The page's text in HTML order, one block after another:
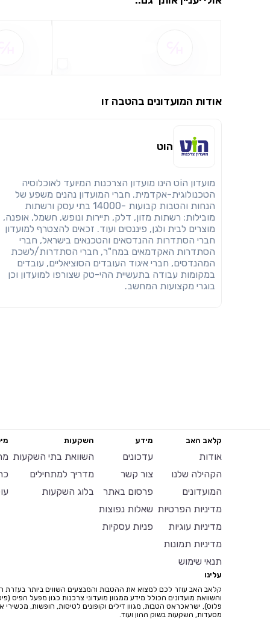
אודות המועדונים בהטבה זו
הוט
מועדון הוֹט הינו מועדון הצרכנות המיועד לאוכלוסיה
הטכנולוגית-אקדמית. חברי המועדון נהנים משפע של
הנחות והטבות קבועות -14000 בתי עסק ורשתות
מובילות: רשתות מזון, דלק, תיירות ונופש, חשמל, אופנה,
מוצרים לבית ולגן, פיננסים ועוד. זכאים להצטרף למועדון
חברי הסתדרות ההנדסאים והטכנאים בישראל, חברי
הסתדרות האקדמאים במח"ר, חברי הסתדרות/לשכת
המהנדסים, חברי איגוד העובדים הסוציאליים, עובדים
במקומות עבודה בתעשיית ההי-טק שצורפו למועדון וכן
בוגרי מקצועות המחשב.
קלאב האב
אודות
הקהילה שלנו
המועדונים
מדיניות הפרטיות
מדיניות עוגיות
מדיניות תמונות
תנאי שימוש
מידע
עדכונים
צור קשר
פרסום באתר
שאלות נפוצות
פניות עסקיות
השקעות
השוואת בתי השקעות
מדריך למתחילים
בלוג השקעות
עלינו
קלאב האב עוזר לכם למצוא את ההטבות והמבצעים השווים ביותר בעזרת
והשוואת מועדונים הכולל מידע ממגוון מועדוני צרכנות כגון מפעל הפיס
פלוס), ישראכראט הטבות, מגוון דילים וקופונים לטיסות, חופשות, מכשירי
מסעדות, השקעות בשוק ההון ועוד.